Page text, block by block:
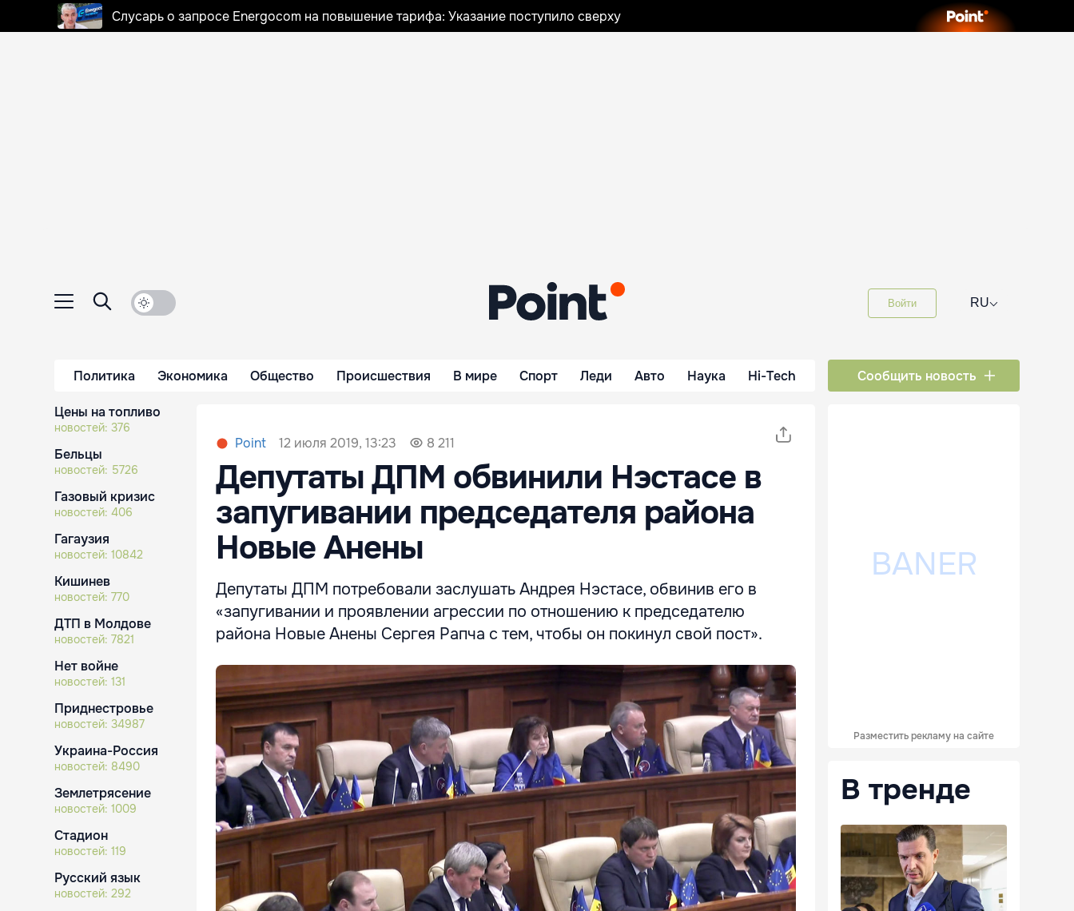
Слусарь о запросе Energocom на повышение тарифа: Указание поступило сверху
Войти RU⌵
Политика Экономика Общество Происшествия В мире Спорт Леди Авто Наука Hi-Tech Сообщить новость
Цены на топливо
новостей: 376
Бельцы
новостей: 5726
Газовый кризис
новостей: 406
Гагаузия
новостей: 10842
Кишинев
новостей: 770
ДТП в Молдове
новостей: 7821
Нет войне
новостей: 131
Приднестровье
новостей: 34987
Украина-Россия
новостей: 8490
Землетрясение
новостей: 1009
Стадион
новостей: 119
Русский язык
новостей: 292
Point 12 июля 2019, 13:23 8 211
Депутаты ДПМ обвинили Нэстасе в
запугивании председателя района
Новые Анены
Депутаты ДПМ потребовали заслушать Андрея Нэстасе, обвинив его в
«запугивании и проявлении агрессии по отношению к председателю
района Новые Анены Сергея Рапча с тем, чтобы он покинул свой пост».
Разместить рекламу на сайте
В тренде